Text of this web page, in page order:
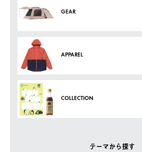
GEAR
APPAREL
COLLECTION
テーマから探す